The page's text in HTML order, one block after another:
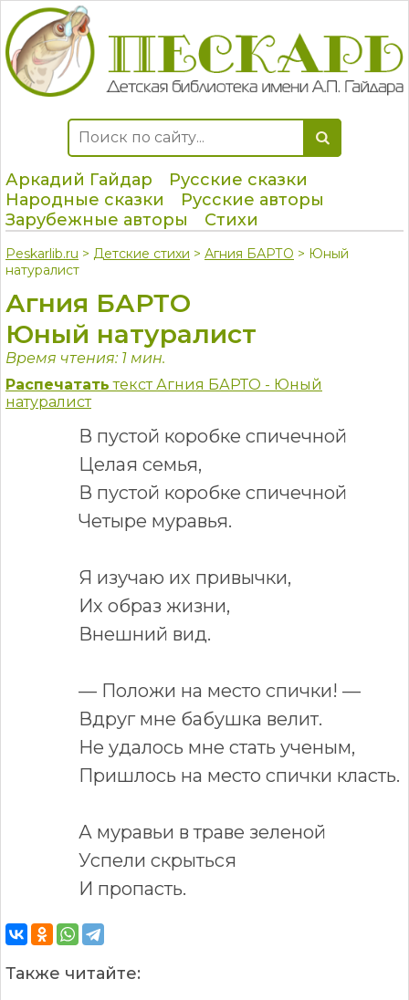
Аркадий Гайдар
Русские сказки
Народные сказки
Русские авторы
Зарубежные авторы
Стихи
Peskarlib.ru > Детские стихи > Агния БАРТО > Юный
натуралист
Агния БАРТО
Юный натуралист
Время чтения: 1 мин.
Распечатать текст Агния БАРТО - Юный
натуралист
В пустой коробке спичечной
Целая семья,
В пустой коробке спичечной
Четыре муравья.
Я изучаю их привычки,
Их образ жизни,
Внешний вид.
— Положи на место спички! —
Вдруг мне бабушка велит.
Не удалось мне стать ученым,
Пришлось на место спички класть.
А муравьи в траве зеленой
Успели скрыться
И пропасть.
Также читайте: